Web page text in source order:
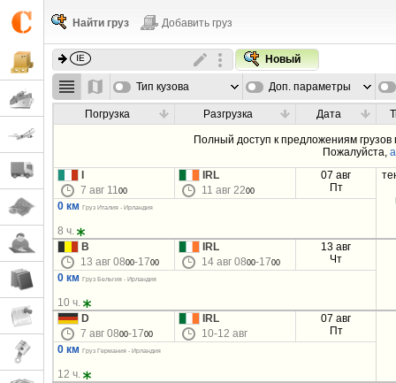
Найти груз Добавить груз
Новый
Тип кузова Доп. параметры
Погрузка Разгрузка Дата
Полный доступ к предложениям грузов
Пожалуйста,
7 авг 1100
IRL
11 авг 2200
07 авг
Пт
0 км Груз Италия - Ирландия
8 ч.
B
13 авг 0800-1700
IRL
14 авг 0800-1700
13 авг
Чт
0 км
Груз Бельгия - Ирландия
10 ч.
D
7 авг 0800-1700
IRL
10-12 авг
07 авг
Пт
0 км
Груз Германия - Ирландия
12 ч.